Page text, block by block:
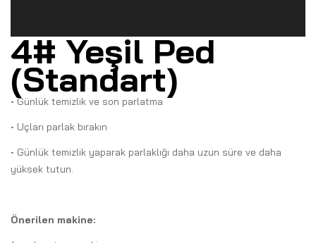
4# Yeşil Ped
(Standart)
• Günlük temizlik ve son parlatma
• Uçları parlak bırakın
• Günlük temizlik yaparak parlaklığı daha uzun süre ve daha
yüksek tutun.
Önerilen makine: